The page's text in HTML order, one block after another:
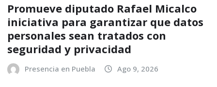
Promueve diputado Rafael Micalco
iniciativa para garantizar que datos
personales sean tratados con
seguridad y privacidad
Presencia en Puebla Ago 9, 2026